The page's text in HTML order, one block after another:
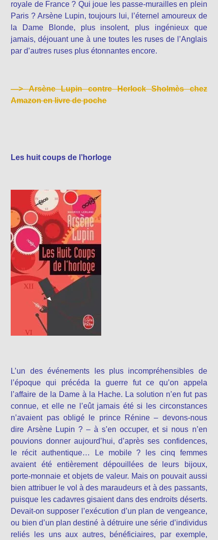
royale de France ? Qui joue les passe-murailles en plein
Paris ? Arsène Lupin, toujours lui, l’éternel amoureux de
la Dame Blonde, plus insolent, plus ingénieux que
jamais, déjouant une à une toutes les ruses de l’Anglais
par d’autres ruses plus étonnantes encore.
—>Arsène Lupin contre Herlock Sholmès chez
Amazon en livre de poche
Les huit coups de l’horloge
L’un des événements les plus incompréhensibles de
l’époque qui précéda la guerre fut ce qu’on appela
l’affaire de la Dame à la Hache. La solution n’en fut pas
connue, et elle ne l’eût jamais été si les circonstances
n’avaient pas obligé le prince Rénine – devons-nous
dire Arsène Lupin ? – à s’en occuper, et si nous n’en
pouvions donner aujourd’hui, d’après ses confidences,
le récit authentique… Le mobile ? les cinq femmes
avaient été entièrement dépouillées de leurs bijoux,
porte-monnaie et objets de valeur. Mais on pouvait aussi
bien attribuer le vol à des maraudeurs et à des passants,
puisque les cadavres gisaient dans des endroits déserts.
Devait-on supposer l’exécution d’un plan de vengeance,
ou bien d’un plan destiné à détruire une série d’individus
reliés les uns aux autres, bénéficiaires, par exemple,